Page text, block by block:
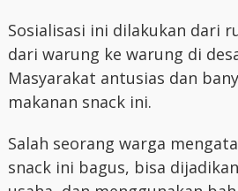
Sosialisasi ini dilakukan dari
dari warung ke warung di
Masyarakat antusias dan
makanan snack ini.
Salah seorang warga
snack ini bagus, bisa